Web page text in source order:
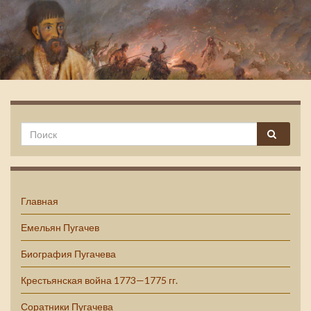
Емельян Пугачев
Главная
Емельян Пугачев
Биография Пугачева
Крестьянская война 1773—1775 гг.
Соратники Пугачева